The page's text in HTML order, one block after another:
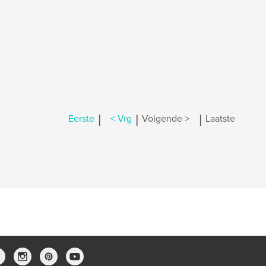
Eerste | < Vrg | Volgende > | Laatste